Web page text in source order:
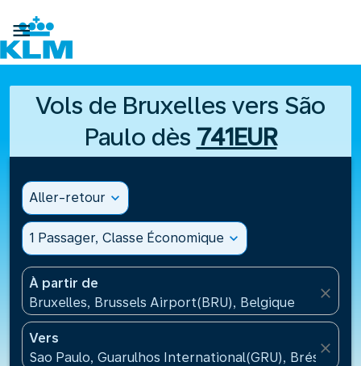

Vols de Bruxelles vers São
Paulo dès 741EUR
Aller-retour expand_more
1 Passager, Classe Économique expand_more
À partir de
Bruxelles, Brussels Airport(BRU), Belgique
close
Vers
Sao Paulo, Guarulhos International(GRU), Brésil
close